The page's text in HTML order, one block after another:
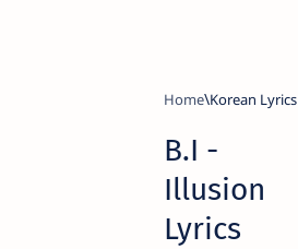
Home Korean Lyrics
B.I -
Illusion
Lyrics